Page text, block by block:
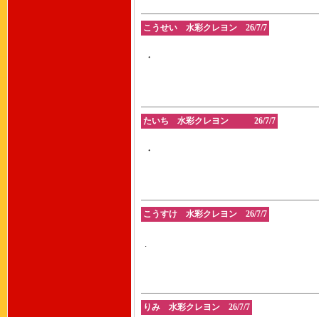
こうせい 水彩クレヨン 26/7/7
・
たいち 水彩クレヨン 26/7/7
・
こうすけ 水彩クレヨン 26/7/7
.
りみ 水彩クレヨン 26/7/7